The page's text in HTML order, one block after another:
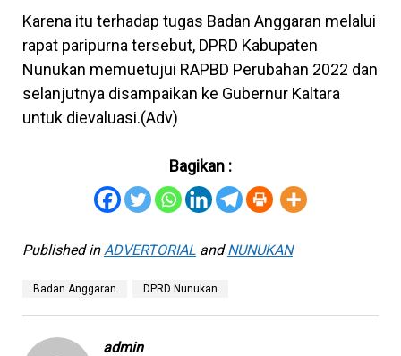
Karena itu terhadap tugas Badan Anggaran melalui
rapat paripurna tersebut, DPRD Kabupaten
Nunukan memuetujui RAPBD Perubahan 2022 dan
selanjutnya disampaikan ke Gubernur Kaltara
untuk dievaluasi.(Adv)
Bagikan :
Published in ADVERTORIALandNUNUKAN
Badan Anggaran DPRD Nunukan
admin